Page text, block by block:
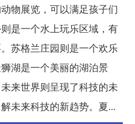
物展览，可以满足孩子们
是一个水上玩乐区域，有
苏格兰庄园则是一个欢乐
湖是一个美丽的湖泊景
来世界则呈现了科技的未
未来科技的新趋势。夏...